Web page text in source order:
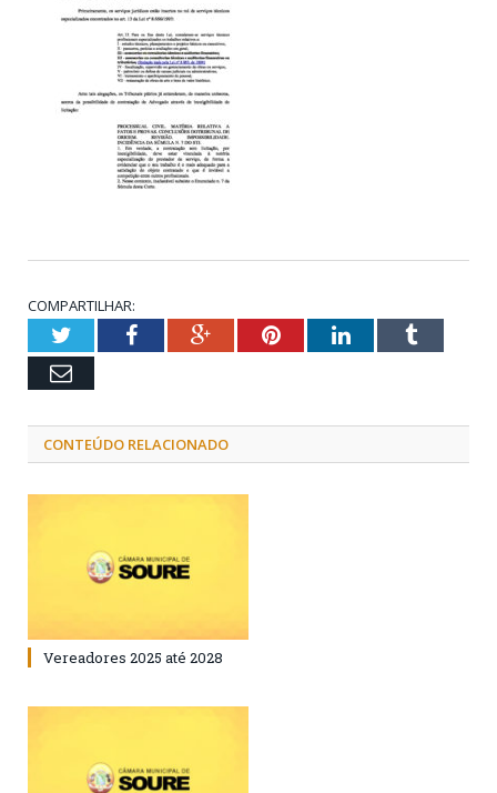
COMPARTILHAR:
TwitterFacebookGoogle+PinterestLinkedInTumblr
Email
CONTEÚDO RELACIONADO
Vereadores 2025 até 2028